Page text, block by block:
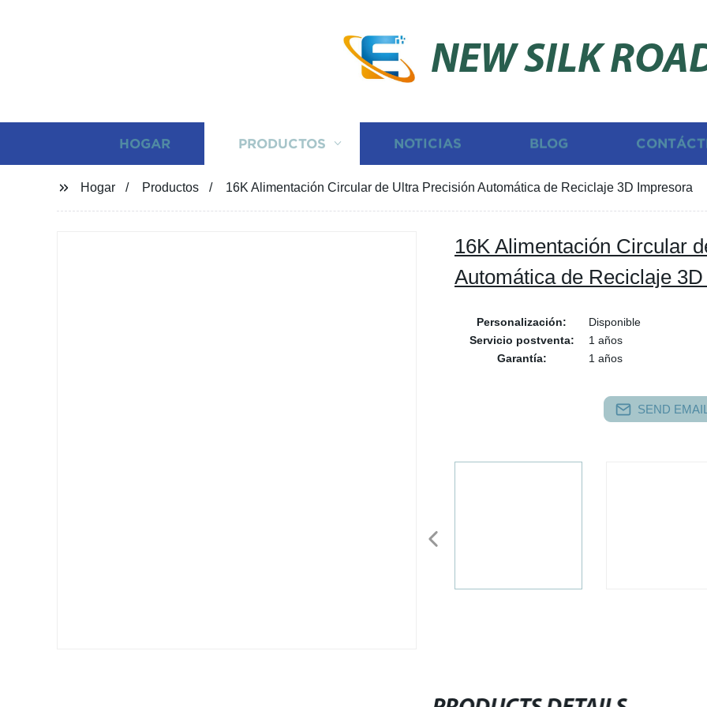
NEW SILK
HOGAR PRODUCTOS NOTICIAS BLOG
Hogar Productos 16K Alimentación Circular de Ultra Precisión Automática de Reciclaje 3D Impresora
16K Alimentación Circular
Automática de Reciclaje
Personalización:
Disponible
Servicio postventa:
1 años
Garantía:
1 años
SEND